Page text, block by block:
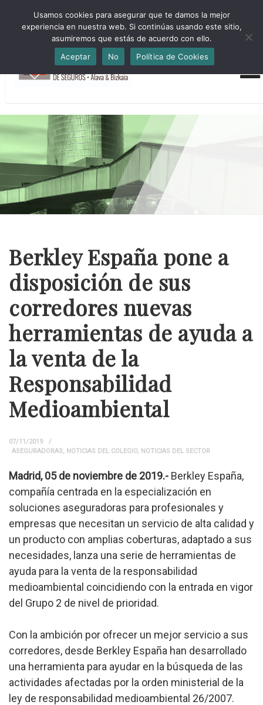
HORARIO INVIERNO Lun-Jue 09:00-16:30 Vier 9:00-14:00
administracion@cmsab.eus 94.442.43.43 Móvil y Whatsapp
688.889.170
Berkley España pone a
disposición de sus
corredores nuevas
herramientas de ayuda a
la venta de la
Responsabilidad
Medioambiental
07/11/2019
ASEGURADORAS, NOTICIAS DEL COLEGIO, NOTICIAS DEL SECTOR
Madrid, 05 de noviembre de 2019.- Berkley España,
compañía centrada en la especialización en
soluciones aseguradoras para profesionales y
empresas que necesitan un servicio de alta calidad y
un producto con amplias coberturas, adaptado a sus
necesidades, lanza una serie de herramientas de
ayuda para la venta de la responsabilidad
medioambiental coincidiendo con la entrada en vigor
del Grupo 2 de nivel de prioridad.
Con la ambición por ofrecer un mejor servicio a sus
corredores, desde Berkley España han desarrollado
una herramienta para ayudar en la búsqueda de las
actividades afectadas por la orden ministerial de la
ley de responsabilidad medioambiental 26/2007.
Usamos cookies para asegurar que te damos la mejor
experiencia en nuestra web. Si continúas usando este sitio,
asumiremos que estás de acuerdo con ello.
Aceptar
No Política de Cookies